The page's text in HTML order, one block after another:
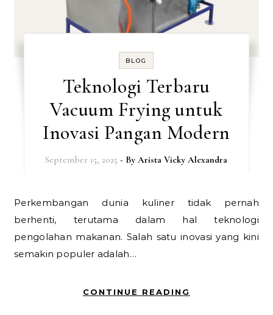
BLOG
Teknologi Terbaru
Vacuum Frying untuk
Inovasi Pangan Modern
September 15, 2025 - ByArista Vicky Alexandra
Perkembangan dunia kuliner tidak pernah
berhenti, terutama dalam hal teknologi
pengolahan makanan. Salah satu inovasi yang kini
semakin populer adalah…
CONTINUE READING